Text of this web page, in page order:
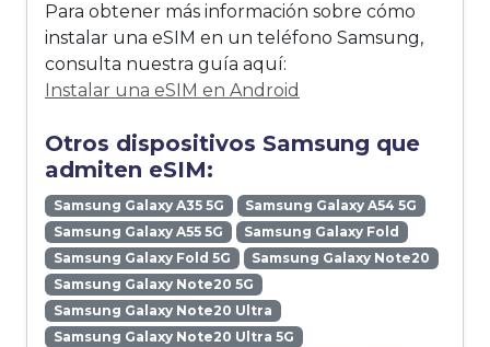
Para obtener más información sobre cómo
instalar una eSIM en un teléfono Samsung,
consulta nuestra guía aquí:
Instalar una eSIM en Android
Otros dispositivos Samsung que
admiten eSIM:
Samsung Galaxy A35 5G
Samsung Galaxy A54 5G
Samsung Galaxy A55 5G
Samsung Galaxy Fold
Samsung Galaxy Fold 5G
Samsung Galaxy Note20
Samsung Galaxy Note20 5G
Samsung Galaxy Note20 Ultra
Samsung Galaxy Note20 Ultra 5G